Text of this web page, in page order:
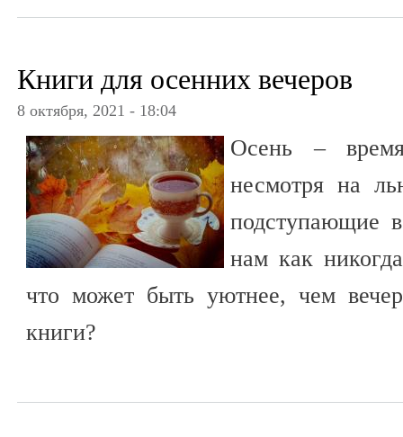
Книги для осенних вечеров
8 октября, 2021 - 18:04
Осень –
несмотря на
подступающие
нам как
что может быть уютнее, чем
книги?